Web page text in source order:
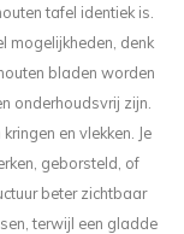
tafel identiek is.
mogelijkheden, denk
bladen worden
onderhoudsvrij zijn.
en vlekken. Je
geborsteld, of
beter zichtbaar
terwijl een gladde